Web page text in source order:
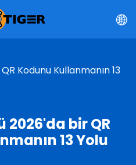
Kodunu Kullanmanın 13
2026'da bir QR
13 Yolu